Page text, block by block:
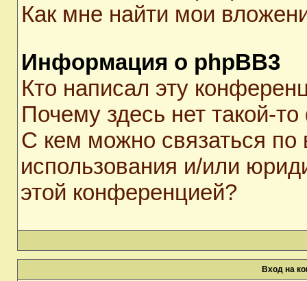
Как мне найти мои
Информация о phpBB3
Кто написал эту
Почему здесь нет такой-
С кем можно связаться по
использования и/или
этой конференцией?
Вход на